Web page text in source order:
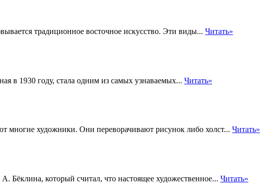
традиционное восточное искусство. Эти виды... Читать»
в 1930 году, стала одним из самых узнаваемых... Читать»
многие художники. Они переворачивают рисунок либо холст... Читать»
Бёклина, который считал, что настоящее художественное... Читать»